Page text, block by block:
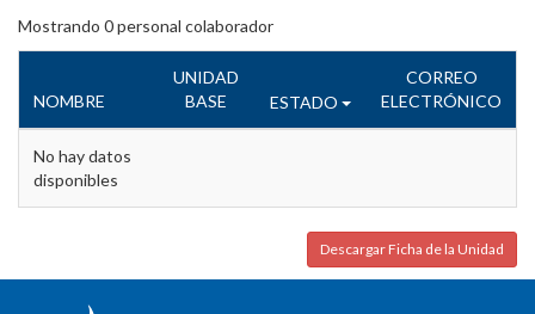
Mostrando 0personal colaborador
NOMBRE
UNIDAD
BASE
ESTADO
CORREO
ELECTRÓNICO
No hay datos
disponibles
Descargar Ficha de la Unidad